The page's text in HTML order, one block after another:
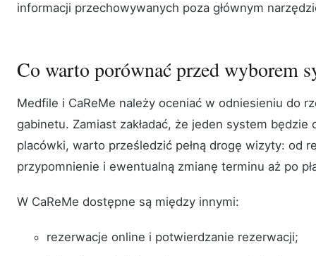
informacji przechowywanych poza głównym
Co warto porównać przed wyborem
Medfile i CaReMe należy oceniać w odniesieniu do
gabinetu. Zamiast zakładać, że jeden system będzie
placówki, warto prześledzić pełną drogę wizyty: od
przypomnienie i ewentualną zmianę terminu aż po
W CaReMe dostępne są między innymi:
rezerwacje online i potwierdzanie rezerwacji;